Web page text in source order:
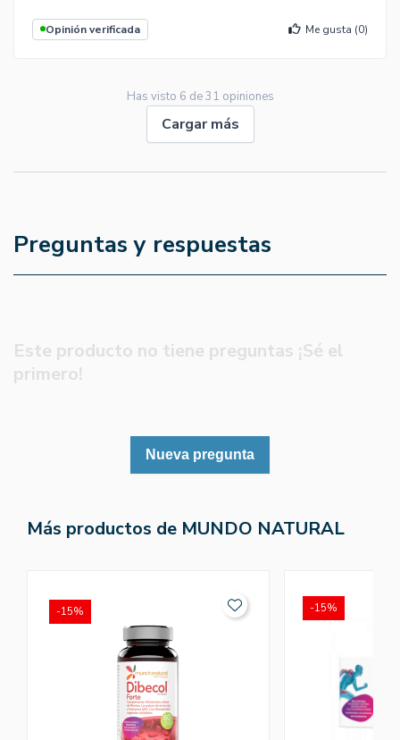
Opinión verificada Me gusta (0)
Has visto 6 de31 opiniones
Cargar más
Preguntas y respuestas
Este producto no tiene preguntas ¡Sé el
primero!
Nueva pregunta
Más productos de MUNDO NATURAL
-15% -15%